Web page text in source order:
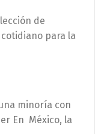
de
para la
minoría con
En México, la